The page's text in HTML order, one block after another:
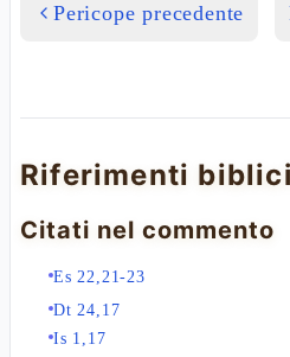
Pericope precedente
Riferimenti biblici
Citati nel commento
Es 22,21-23
Dt 24,17
Is 1,17